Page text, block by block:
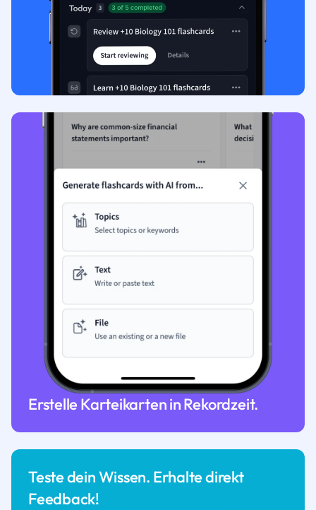
Erstelle Karteikarten in Rekordzeit.
Teste dein Wissen. Erhalte direkt
Feedback!